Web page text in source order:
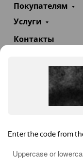
Покупателям
Услуги
Контакты
Пн—Сб 09:00 –
TeploExpert.com ©
систем отопления,